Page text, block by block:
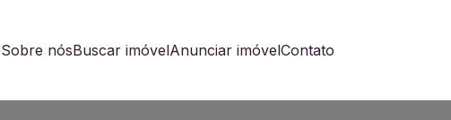
Sobre nósBuscar imóvelAnunciar imóvelContato